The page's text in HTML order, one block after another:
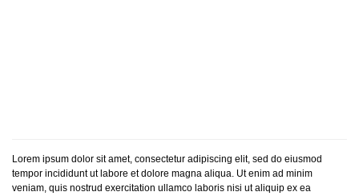
Lorem ipsum dolor sit amet, consectetur adipiscing elit, sed do eiusmod
tempor incididunt ut labore et dolore magna aliqua. Ut enim ad minim
veniam, quis nostrud exercitation ullamco laboris nisi ut aliquip ex ea